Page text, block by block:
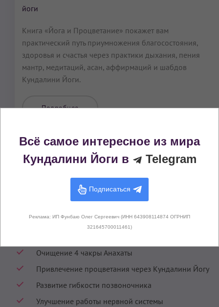
йоги
Книга «Йога и Процветание» покажет вам
практический путь приумножения благосостояния,
здоровья и счастья через практики дыхания, пения
мантр, медитаций, асан, аффирмаций и шабдов
Кундалини Йоги.
Подробнее
Практики Кундалини Йоги с похожими
эффектами
Баланс 3 чакры Манипуры
Баланс 4 чакры Анахаты
Наполнение силой
Очищение 4 чакры Анахаты
Привлечение процветания через Кундалини Йогу
Развитие гибкости позвоночника
Улучшение работы нервной системы
Всё самое интересное из мира
Кундалини Йоги в
Telegram
Подписаться
Реклама: ИП Фунбаю Олег Сергеевич (ИНН 643908114874 ОГРНИП
321645700011461)